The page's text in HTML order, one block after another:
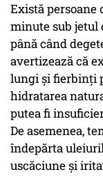
Există persoane
minute sub jetul
până când
avertizează că
lungi și fierbinți
hidratarea
putea fi
De asemenea,
îndepărta
uscăciune și